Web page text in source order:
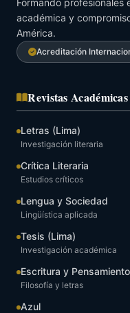
académica y
América.
Acreditación
Revistas Académicas
Letras (Lima)
Investigación literaria
Crítica Literaria
Estudios críticos
Lengua y Sociedad
Lingüística aplicada
Tesis (Lima)
Investigación académica
Escritura y Pensamiento
Filosofía y letras
Azul